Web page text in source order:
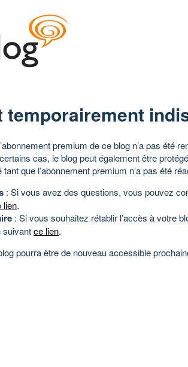
temporairement
premium de ce blog n’a pas été
cas, le blog peut également être
que l’abonnement premium n’a pas été
: Si vous avez des questions, vous pouvez
lien.
: Si vous souhaitez rétablir l’accès à votre
suivantce lien.
pourra être de nouveau accessible